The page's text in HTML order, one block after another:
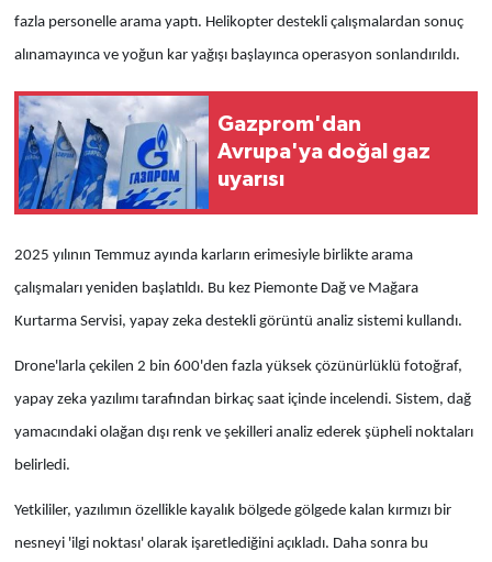
fazla personelle arama yaptı. Helikopter destekli çalışmalardan sonuç
alınamayınca ve yoğun kar yağışı başlayınca operasyon sonlandırıldı.
Gazprom'dan
Avrupa'ya doğal gaz
uyarısı
2025 yılının Temmuz ayında karların erimesiyle birlikte arama
çalışmaları yeniden başlatıldı. Bu kez Piemonte Dağ ve Mağara
Kurtarma Servisi, yapay zeka destekli görüntü analiz sistemi kullandı.
Drone'larla çekilen 2 bin 600'den fazla yüksek çözünürlüklü fotoğraf,
yapay zeka yazılımı tarafından birkaç saat içinde incelendi. Sistem, dağ
yamacındaki olağan dışı renk ve şekilleri analiz ederek şüpheli noktaları
belirledi.
Yetkililer, yazılımın özellikle kayalık bölgede gölgede kalan kırmızı bir
nesneyi 'ilgi noktası' olarak işaretlediğini açıkladı. Daha sonra bu